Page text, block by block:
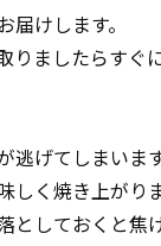
届けします。
りましたらすぐ
逃げてしまいま
しく焼き上がり
としておくと焦